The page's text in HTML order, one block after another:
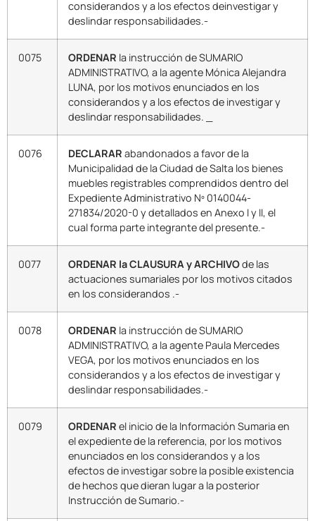
considerandos y a los efectos deinvestigar y
deslindar responsabilidades.-
0075 ORDENAR la instrucción de SUMARIO
ADMINISTRATIVO, a la agente Mónica Alejandra
LUNA, por los motivos enunciados en los
considerandos y a los efectos de investigar y
deslindar responsabilidades. _
0076 DECLARAR abandonados a favor de la
Municipalidad de la Ciudad de Salta los bienes
muebles registrables comprendidos dentro del
Expediente Administrativo Nº 0140044-
271834/2020-0 y detallados en Anexo I y II, el
cual forma parte integrante del presente.-
0077 ORDENAR la CLAUSURA y ARCHIVOde las
actuaciones sumariales por los motivos citados
en los considerandos .-
0078 ORDENAR la instrucción de SUMARIO
ADMINISTRATIVO, a la agente Paula Mercedes
VEGA, por los motivos enunciados en los
considerandos y a los efectos de investigar y
deslindar responsabilidades.-
0079 ORDENAR el inicio de la Información Sumaria en
el expediente de la referencia, por los motivos
enunciados en los considerandos y a los
efectos de investigar sobre la posible existencia
de hechos que dieran lugar a la posterior
Instrucción de Sumario.-